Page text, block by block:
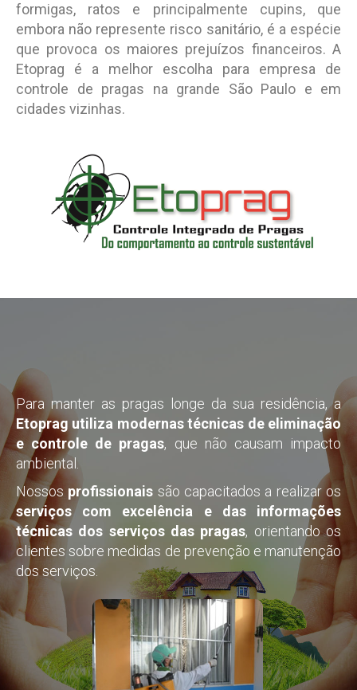
formigas, ratos e principalmente cupins, que
embora não represente risco sanitário, é a espécie
que provoca os maiores prejuízos financeiros. A
Etoprag é a melhor escolha para empresa de
controle de pragas na grande São Paulo e em
cidades vizinhas.
Para manter as pragas longe da sua residência, a
Etoprag utiliza modernas técnicas de eliminação
e controle de pragas, que não causam impacto
ambiental.
Nossos profissionais são capacitados a realizar os
serviços com excelência e das informações
técnicas dos serviços das pragas, orientando os
clientes sobre medidas de prevenção e manutenção
dos serviços.